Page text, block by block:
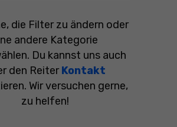
die Filter zu ändern oder
andere Kategorie
Du kannst uns auch
den Reiter Kontakt
Wir versuchen gerne,
zu helfen!